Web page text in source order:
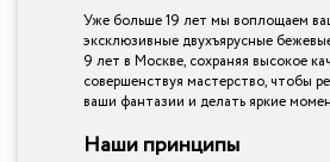
Уже больше 19 лет мы воплощаем
эксклюзивные двухъярусные
9 лет в Москве, сохраняя высокое
совершенствуя мастерство, чтобы
ваши фантазии и делать яркие
Наши принципы